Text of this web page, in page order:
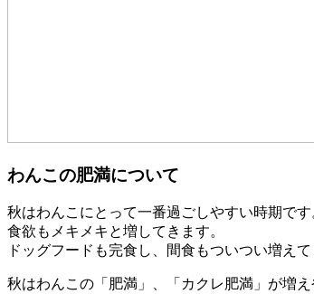
わんこの肥満について
秋はわんこにとって一番過ごしやすい時期です
食欲もメキメキと増してきます。
ドッグフードも完食し、間食もついつい増えて
秋はわんこの「肥満」、「カクレ肥満」が増え